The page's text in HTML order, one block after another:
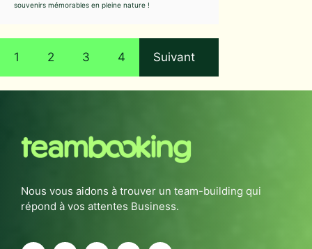
souvenirs mémorables en pleine nature !
1 2 3 4 Suivant
Nous vous aidons à trouver un team-building qui
répond à vos attentes Business.